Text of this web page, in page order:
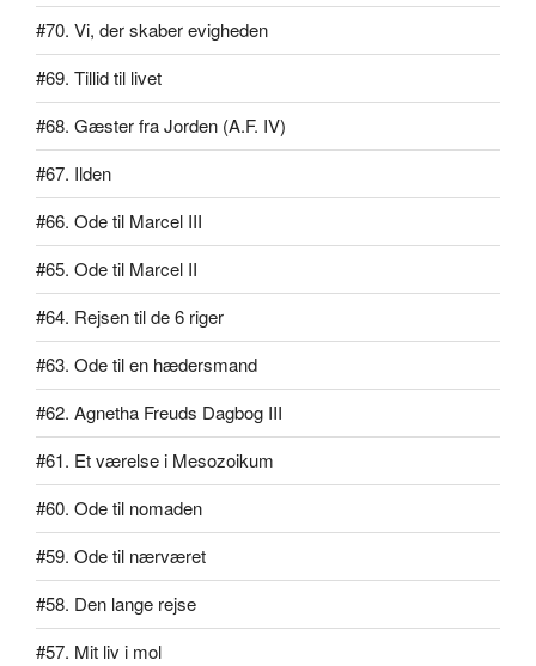
#70. Vi, der skaber evigheden
#69. Tillid til livet
#68. Gæster fra Jorden (A.F. IV)
#67. Ilden
#66. Ode til Marcel III
#65. Ode til Marcel II
#64. Rejsen til de 6 riger
#63. Ode til en hædersmand
#62. Agnetha Freuds Dagbog III
#61. Et værelse i Mesozoikum
#60. Ode til nomaden
#59. Ode til nærværet
#58. Den lange rejse
#57. Mit liv i mol